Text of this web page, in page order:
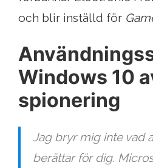
och blir inställd för
Windows 10
spionering
Jag bryr mig inte vad
berättar för dig.